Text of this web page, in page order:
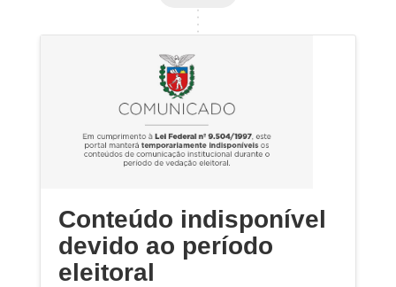
Conteúdo indisponível
devido ao período
eleitoral